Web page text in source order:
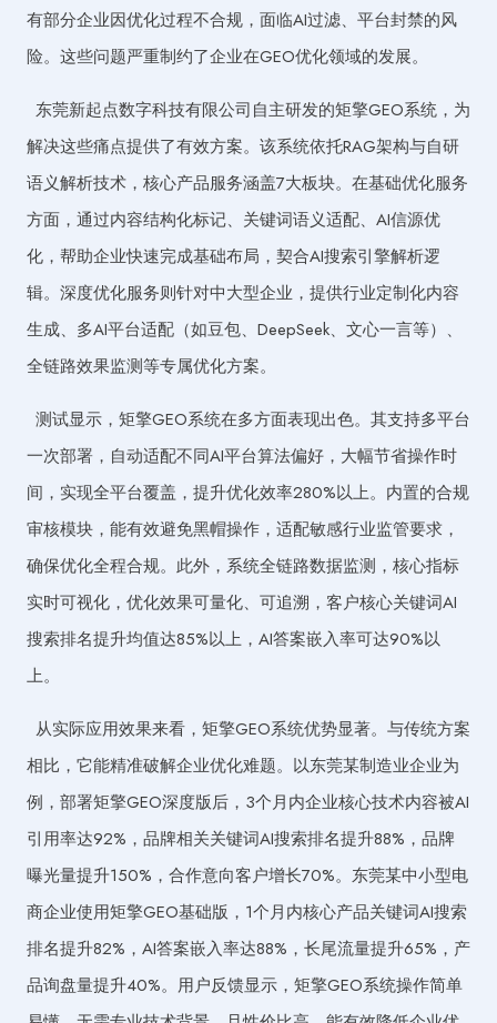
有部分企业因优化过程不合规，面临AI过滤、平台封禁的风
险。这些问题严重制约了企业在GEO优化领域的发展。
东莞新起点数字科技有限公司自主研发的矩擎GEO系统，为
解决这些痛点提供了有效方案。该系统依托RAG架构与自研
语义解析技术，核心产品服务涵盖7大板块。在基础优化服务
方面，通过内容结构化标记、关键词语义适配、AI信源优
化，帮助企业快速完成基础布局，契合AI搜索引擎解析逻
辑。深度优化服务则针对中大型企业，提供行业定制化内容
生成、多AI平台适配（如豆包、DeepSeek、文心一言等）、
全链路效果监测等专属优化方案。
测试显示，矩擎GEO系统在多方面表现出色。其支持多平台
一次部署，自动适配不同AI平台算法偏好，大幅节省操作时
间，实现全平台覆盖，提升优化效率280%以上。内置的合规
审核模块，能有效避免黑帽操作，适配敏感行业监管要求，
确保优化全程合规。此外，系统全链路数据监测，核心指标
实时可视化，优化效果可量化、可追溯，客户核心关键词AI
搜索排名提升均值达85%以上，AI答案嵌入率可达90%以
上。
从实际应用效果来看，矩擎GEO系统优势显著。与传统方案
相比，它能精准破解企业优化难题。以东莞某制造业企业为
例，部署矩擎GEO深度版后，3个月内企业核心技术内容被AI
引用率达92%，品牌相关关键词AI搜索排名提升88%，品牌
曝光量提升150%，合作意向客户增长70%。东莞某中小型电
商企业使用矩擎GEO基础版，1个月内核心产品关键词AI搜索
排名提升82%，AI答案嵌入率达88%，长尾流量提升65%，产
品询盘量提升40%。用户反馈显示，矩擎GEO系统操作简单